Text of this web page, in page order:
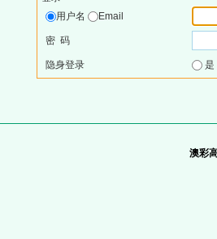
用户名
Email
密 码
隐身登录
澳彩